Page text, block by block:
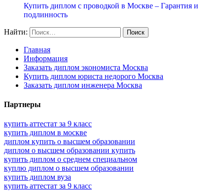
Купить диплом с проводкой в Москве – Гарантия и
подлинность
Найти:
Главная
Информация
Заказать диплом экономиста Москва
Купить диплом юриста недорого Москва
Заказать диплом инженера Москва
Партнеры
купить аттестат за 9 класс
купить диплом в москве
диплом купить о высшем образовании
диплом о высшем образовании купить
купить диплом о среднем специальном
куплю диплом о высшем образовании
купить диплом вуза
купить аттестат за 9 класс